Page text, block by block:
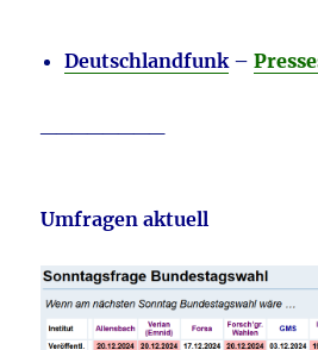
Deutschlandfunk–
Umfragen aktuell